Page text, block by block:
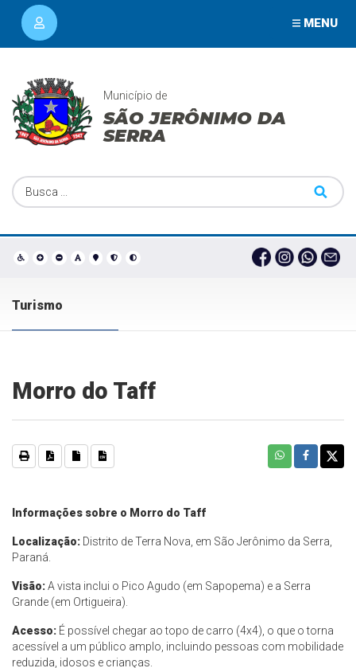
MENU
Município de
SÃO JERÔNIMO DA
SERRA
Turismo
Morro do Taff
Informações sobre o Morro do Taff
Localização: Distrito de Terra Nova, em São Jerônimo da Serra,
Paraná.
Visão:A vista inclui o Pico Agudo (em Sapopema) e a Serra
Grande (em Ortigueira).
Acesso: É possível chegar ao topo de carro (4x4), o que o torna
acessível a um público amplo, incluindo pessoas com mobilidade
reduzida, idosos e crianças.